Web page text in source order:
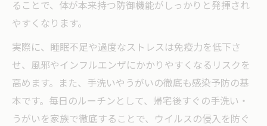
ることで、体が本来持つ防御機能がしっかりと発揮され
やすくなります。
実際に、睡眠不足や過度なストレスは免疫力を低下さ
せ、風邪やインフルエンザにかかりやすくなるリスクを
高めます。また、手洗いやうがいの徹底も感染予防の基
本です。毎日のルーチンとして、帰宅後すぐの手洗い・
うがいを家族で徹底することで、ウイルスの侵入を防ぐ